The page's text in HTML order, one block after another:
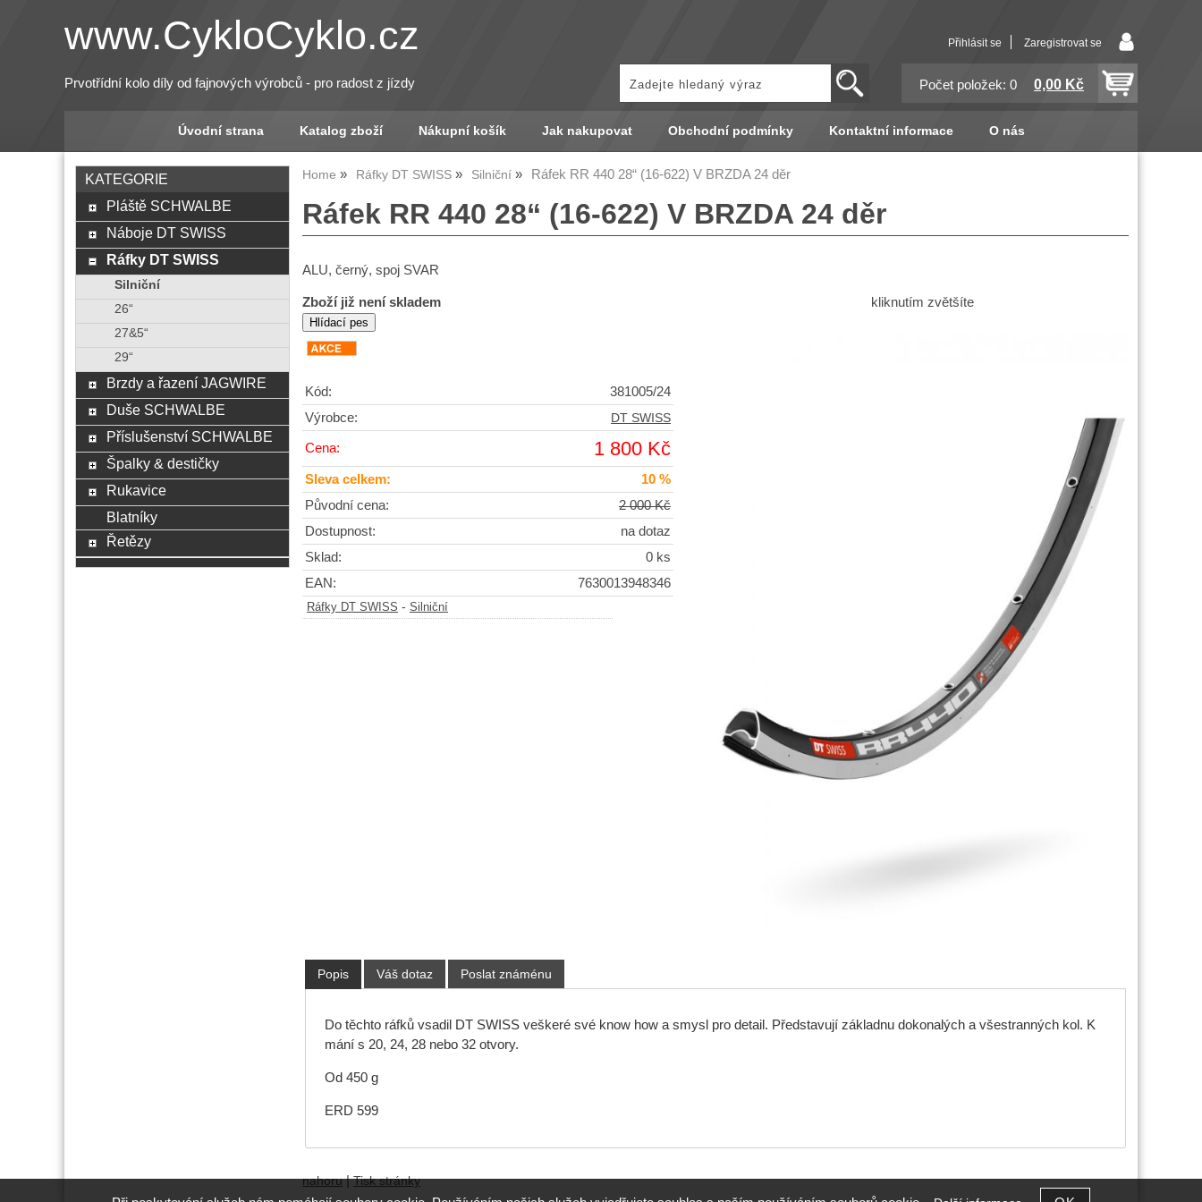
Přihlásit se Zaregistrovat se
Počet položek: 0 0,00 Kč
www.CykloCyklo.cz
Prvotřídní kolo díly od fajnových výrobců - pro radost z jízdy
Úvodní strana Katalog zboží Nákupní košík Jak nakupovat Obchodní podmínky Kontaktní informace O nás
Home Ráfky DT SWISS Silniční Ráfek RR 440 28“ (16-622) V BRZDA 24 děr
Ráfek RR 440 28“ (16-622) V BRZDA 24 děr
ALU, černý, spoj SVAR
kliknutím zvětšíte
Zboží již není skladem
Kód:
381005/24
Výrobce:
DT SWISS
Cena: 1 800 Kč
Sleva celkem:
10 %
Původní cena:
2 000 Kč
Dostupnost:
na dotaz
Sklad:
0 ks
EAN:
7630013948346
Ráfky DT SWISS - Silniční
Popis Váš dotaz Poslat známénu
Do těchto ráfků vsadil DT SWISS veškeré své know how a smysl pro detail. Představují základnu dokonalých a všestranných kol. K
mání s 20, 24, 28 nebo 32 otvory.
Od 450 g
ERD 599
nahoru|Tisk stránky
KATEGORIE
Pláště SCHWALBE
Náboje DT SWISS
Ráfky DT SWISS
Silniční
26“
27&5“
29“
Brzdy a řazení JAGWIRE
Duše SCHWALBE
Příslušenství SCHWALBE
Špalky & destičky
Rukavice
Blatníky
Řetězy